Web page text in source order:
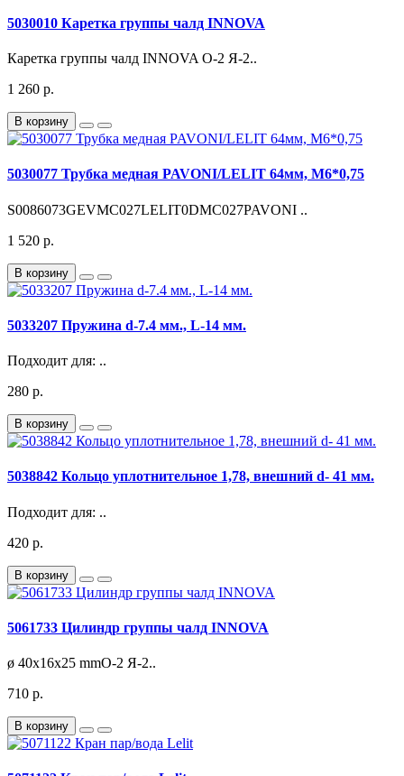
5030010 Каретка группы чалд INNOVA
Каретка группы чалд INNOVA О-2 Я-2..
1 260 р.
В корзину
5030077 Трубка медная PAVONI/LELIT 64мм, М6*0,75
S0086073GEVMC027LELIT0DMC027PAVONI ..
1 520 р.
В корзину
5033207 Пружина d-7.4 мм., L-14 мм.
Подходит для: ..
280 р.
В корзину
5038842 Кольцо уплотнительное 1,78, внешний d- 41 мм.
Подходит для: ..
420 р.
В корзину
5061733 Цилиндр группы чалд INNOVA
ø 40x16x25 mmО-2 Я-2..
710 р.
В корзину